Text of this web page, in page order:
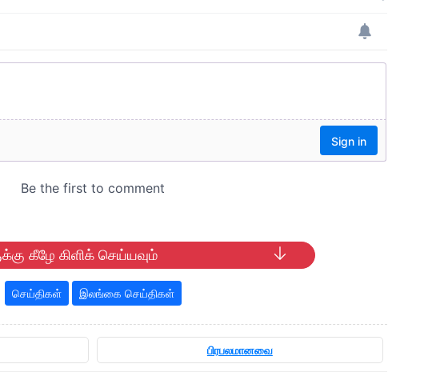
கீழே கிளிக் செய்யவும்
செய்திகள் இலங்கை செய்திகள்
பிரபலமானவை